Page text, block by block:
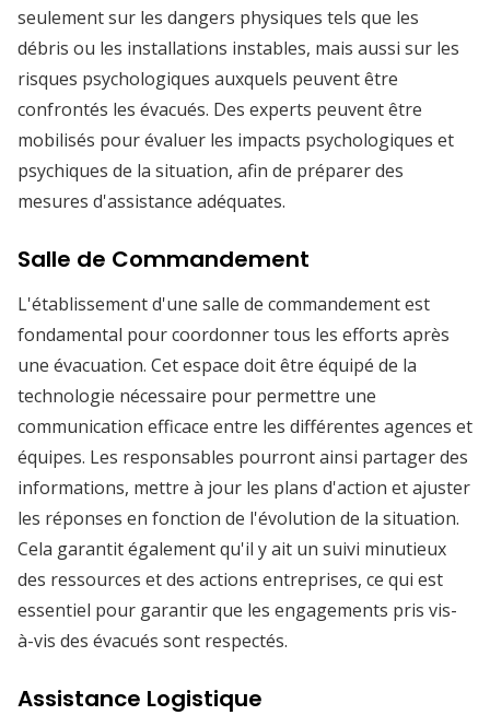
seulement sur les dangers physiques tels que les
débris ou les installations instables, mais aussi sur les
risques psychologiques auxquels peuvent être
confrontés les évacués. Des experts peuvent être
mobilisés pour évaluer les impacts psychologiques et
psychiques de la situation, afin de préparer des
mesures d'assistance adéquates.
Salle de Commandement
L'établissement d'une salle de commandement est
fondamental pour coordonner tous les efforts après
une évacuation. Cet espace doit être équipé de la
technologie nécessaire pour permettre une
communication efficace entre les différentes agences et
équipes. Les responsables pourront ainsi partager des
informations, mettre à jour les plans d'action et ajuster
les réponses en fonction de l'évolution de la situation.
Cela garantit également qu'il y ait un suivi minutieux
des ressources et des actions entreprises, ce qui est
essentiel pour garantir que les engagements pris vis-
à-vis des évacués sont respectés.
Assistance Logistique